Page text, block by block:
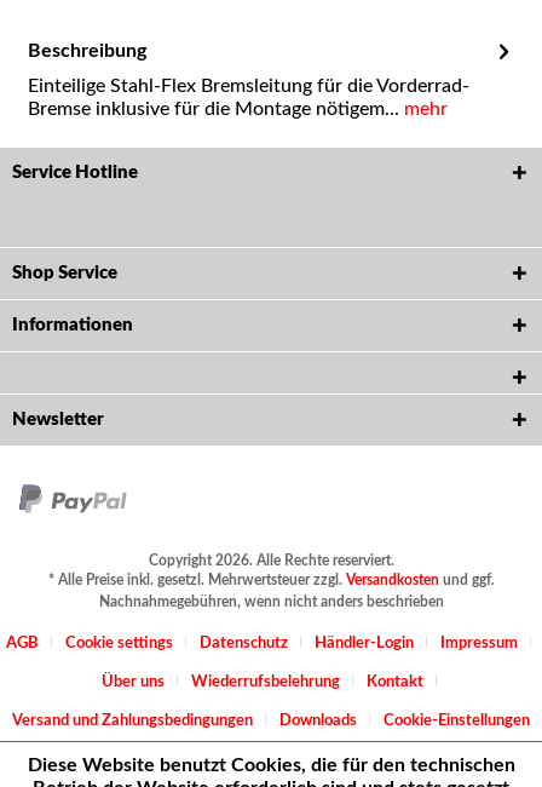
Beschreibung
Einteilige Stahl-Flex Bremsleitung für die Vorderrad-
Bremse inklusive für die Montage nötigem... mehr
Service Hotline
Shop Service
Informationen
Newsletter
Copyright 2026. Alle Rechte reserviert.
* Alle Preise inkl. gesetzl. Mehrwertsteuer zzgl. Versandkostenund ggf.
Nachnahmegebühren, wenn nicht anders beschrieben
AGB Cookie settings Datenschutz Händler-Login Impressum
Über uns Wiederrufsbelehrung Kontakt
Versand und Zahlungsbedingungen Downloads Cookie-Einstellungen
Diese Website benutzt Cookies, die für den technischen